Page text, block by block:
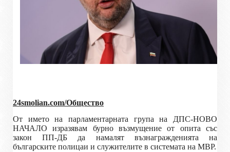
24smolian.com/Общество
От името на парламентарната група на ДПС-НОВО
НАЧАЛО изразявам бурно възмущение от опита със
закон ПП-ДБ да намалят възнагражденията на
българските полицаи и служителите в системата на МВР.